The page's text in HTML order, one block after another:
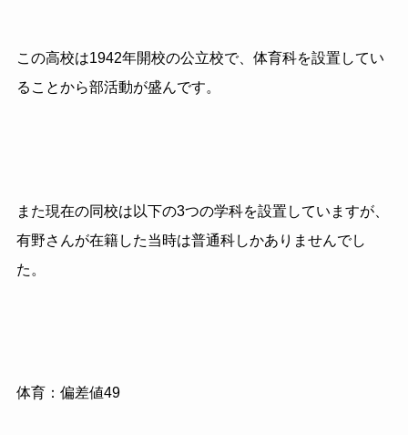
この高校は1942年開校の公立校で、体育科を設置してい
ることから部活動が盛んです。
また現在の同校は以下の3つの学科を設置していますが、
有野さんが在籍した当時は普通科しかありませんでし
た。
体育：偏差値49